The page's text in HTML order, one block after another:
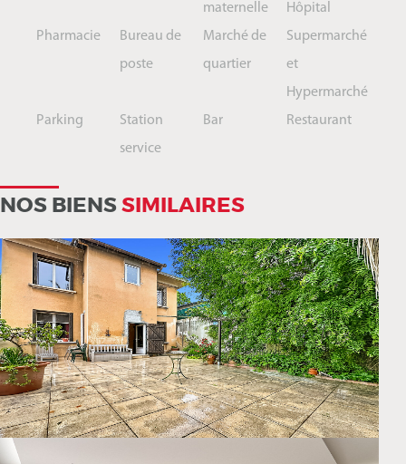
maternelle
Hôpital
Pharmacie
Bureau de
poste
Marché de
quartier
Supermarché
et
Hypermarché
Parking
Station
service
Bar Restaurant
NOS BIENSSIMILAIRES